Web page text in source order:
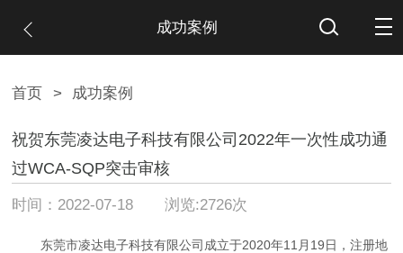
成功案例
首页 > 成功案例
祝贺东莞凌达电子科技有限公司2022年一次性成功通
过WCA-SQP突击审核
时间：2022-07-18 浏览:2726次
东莞市凌达电子科技有限公司成立于2020年11月19日，注册地